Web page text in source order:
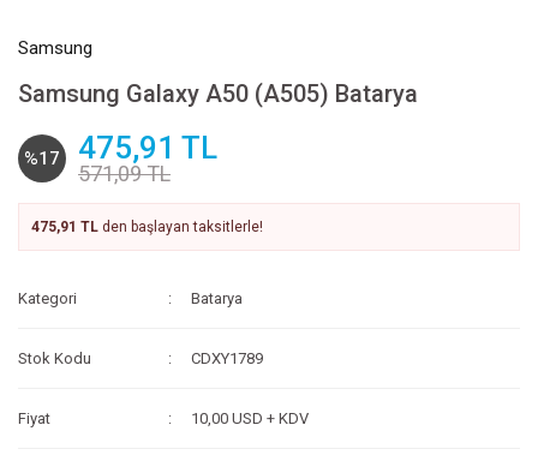
Samsung
Samsung Galaxy A50 (A505) Batarya
%17 475,91 TL
571,09 TL
475,91 TL den başlayan taksitlerle!
Kategori Batarya
Stok Kodu CDXY1789
Fiyat 10,00 USD + KDV